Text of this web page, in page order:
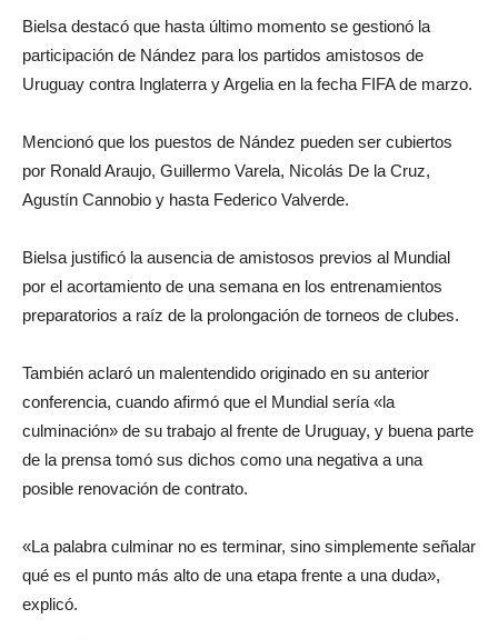
Bielsa destacó que hasta último momento se gestionó la
participación de Nández para los partidos amistosos de
Uruguay contra Inglaterra y Argelia en la fecha FIFA de marzo.
Mencionó que los puestos de Nández pueden ser cubiertos
por Ronald Araujo, Guillermo Varela, Nicolás De la Cruz,
Agustín Cannobio y hasta Federico Valverde.
Bielsa justificó la ausencia de amistosos previos al Mundial
por el acortamiento de una semana en los entrenamientos
preparatorios a raíz de la prolongación de torneos de clubes.
También aclaró un malentendido originado en su anterior
conferencia, cuando afirmó que el Mundial sería «la
culminación» de su trabajo al frente de Uruguay, y buena parte
de la prensa tomó sus dichos como una negativa a una
posible renovación de contrato.
«La palabra culminar no es terminar, sino simplemente señalar
qué es el punto más alto de una etapa frente a una duda»,
explicó.